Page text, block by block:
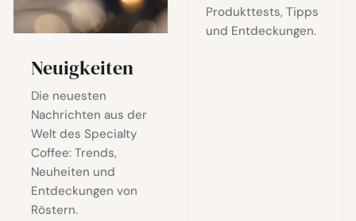
Neuigkeiten
Die neuesten
Nachrichten aus der
Welt des Specialty
Coffee: Trends,
Neuheiten und
Entdeckungen von
Röstern.
Produkttests, Tipps
und Entdeckungen.